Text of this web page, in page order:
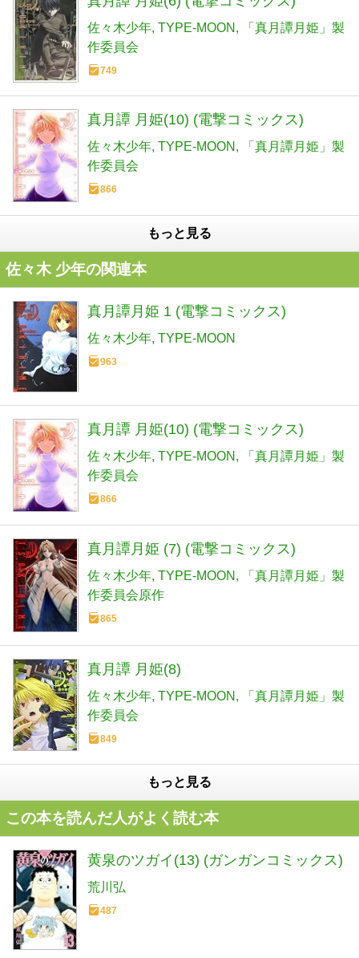
佐々木少年 TYPE-MOON
「真月譚月姫」製
作委員会
749
真月譚 月姫(10) (電撃コミックス)
佐々木少年 TYPE-MOON
「真月譚月姫」製
作委員会
866
もっと見る
佐々木 少年の関連本
真月譚月姫 1 (電撃コミックス)
佐々木少年 TYPE-MOON
963
真月譚 月姫(10) (電撃コミックス)
佐々木少年 TYPE-MOON
「真月譚月姫」製
作委員会
866
真月譚月姫 (7) (電撃コミックス)
佐々木少年 TYPE-MOON
「真月譚月姫」製
作委員会原作
865
真月譚 月姫(8)
佐々木少年 TYPE-MOON
「真月譚月姫」製
作委員会
849
もっと見る
この本を読んだ人がよく読む本
黄泉のツガイ(13) (ガンガンコミックス)
荒川弘
487